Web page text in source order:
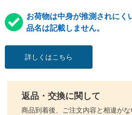
お荷物は中身が推測されにく
品名は記載しません。
詳しくはこちら
返品・交換に関して
商品到着後、ご注文内容と相違が